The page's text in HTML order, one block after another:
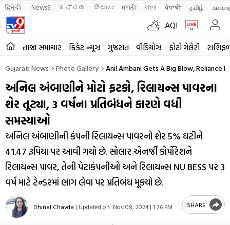
हिन्दी News9 ಕನ್ನಡ తెలుగు मराठी বাংলা ਪੰਜਾਬੀ தமிழ்
AQI
તાજા સમાચાર ક્રિકેટ ન્યૂઝ ગુજરાત વીડિયોઝ ફોટો ગેલેરી
Gujarati News Photo Gallery Anil Ambani Gets A Big Blow, Reliance
અનિલ અંબાણીને મોટો ફટકો, રિલાયન્સ પાવરના
શેર તૂટ્યા, 3 વર્ષના પ્રતિબંધને કારણે વધી
સમસ્યાઓ
અનિલ અંબાણીની કંપની રિલાયન્સ પાવરનો શેર 5% ઘટીને
41.47 રૂપિયા પર આવી ગયો છે. સોલાર એનર્જી કોર્પોરેશને
રિલાયન્સ પાવર, તેની પેટાકંપનીઓ અને રિલાયન્સ NU BESS પર 3
વર્ષ માટે ટેન્ડરમાં ભાગ લેવા પર પ્રતિબંધ મૂક્યો છે.
Dhinal Chavda | Updated on: Nov 08, 2024 | 1:26 PM SHARE